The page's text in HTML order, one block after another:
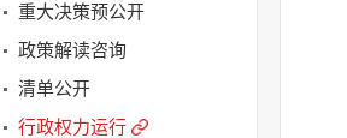
重大决策预公开
政策解读咨询
清单公开
行政权力运行